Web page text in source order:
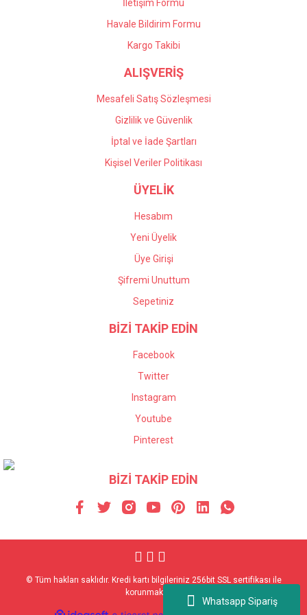
Whatsapp Sipariş
Gönder
İletişim Formu
Havale Bildirim Formu
Kargo Takibi
ALIŞVERİŞ
Mesafeli Satış Sözleşmesi
Gizlilik ve Güvenlik
İptal ve İade Şartları
Kişisel Veriler Politikası
ÜYELİK
Hesabım
Yeni Üyelik
Üye Girişi
Şifremi Unuttum
Sepetiniz
BİZİ TAKİP EDİN
Facebook
Twitter
Instagram
Youtube
Pinterest
BİZİ TAKİP EDİN
© Tüm hakları saklıdır. Kredi kartı bilgileriniz 256bit SSL sertifikası ile
korunmaktadır.